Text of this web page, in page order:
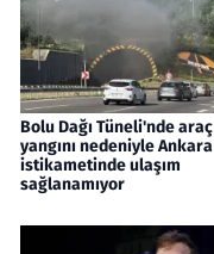
Bolu Dağı Tüneli'nde araç
yangını nedeniyle Ankara
istikametinde ulaşım
sağlanamıyor